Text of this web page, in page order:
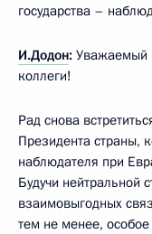
государства –
И.Додон: Уважаемый
коллеги!
Рад снова
Президента страны,
наблюдателя при
Будучи нейтральной
взаимовыгодных
тем не менее,